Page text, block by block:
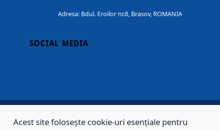
Adresa: Bdul. Eroilor nr.8, Brasov, ROMANIA
SOCIAL MEDIA
Acest site folosește cookie-uri esențiale pentru